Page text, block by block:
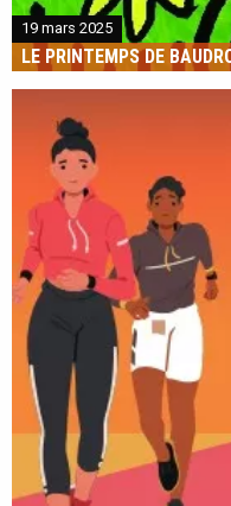
19 mars 2025
LE PRINTEMPS DE